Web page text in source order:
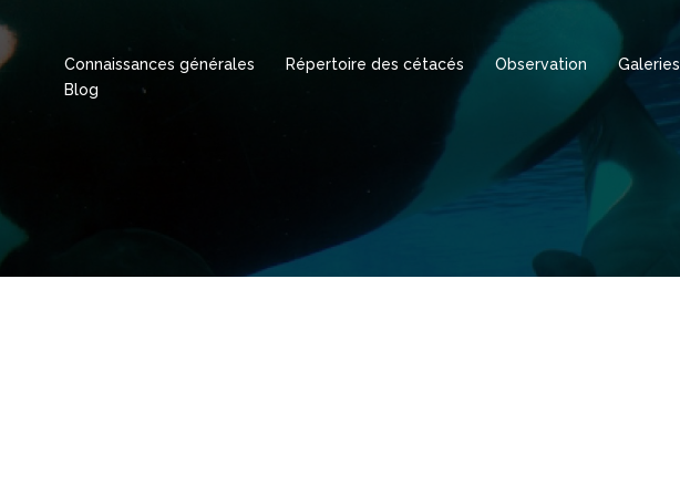
Connaissances générales Répertoire des cétacés Observation Galeries
Blog